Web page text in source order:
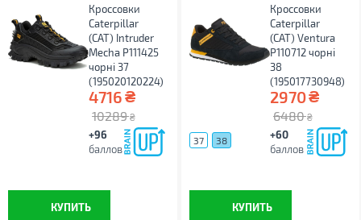
Кроссовки
Caterpillar
(CAT) Intruder
Mecha P111425
чорні 37
(195020120224)
4716₴
10289 ₴
+96
баллов
КУПИТЬ
Кроссовки
Caterpillar
(CAT) Ventura
P110712 чорні
38
(195017730948)
2970₴
6480 ₴
+60
баллов
37 38
КУПИТЬ